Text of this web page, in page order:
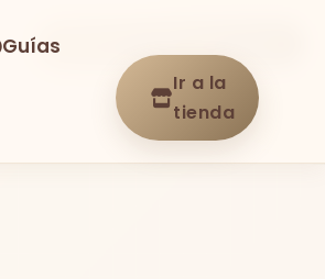
Guías
Ir a la
tienda
-27%